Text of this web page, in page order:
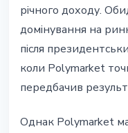
річного доходу.
домінування на
після
коли Polymarket
передбачив
Однак Polymarket